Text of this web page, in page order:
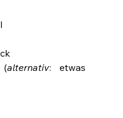
(alternativ: etwas